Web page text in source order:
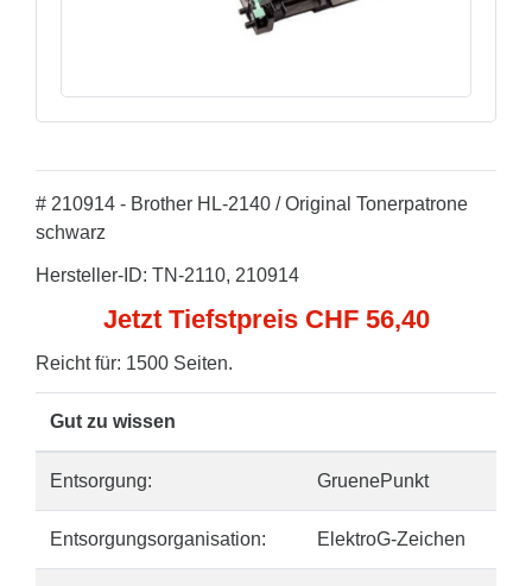
# 210914 - Brother HL-2140 / Original Tonerpatrone
schwarz
Hersteller-ID: TN-2110, 210914
Jetzt Tiefstpreis CHF 56,40
Reicht für: 1500 Seiten.
Gut zu wissen
Entsorgung: GruenePunkt
Entsorgungsorganisation: ElektroG-Zeichen